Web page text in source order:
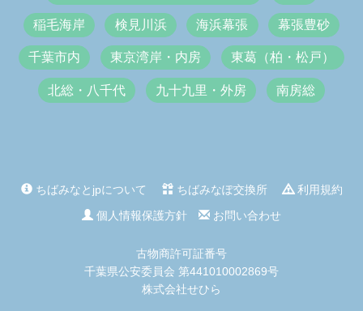
稲毛海岸 検見川浜 海浜幕張 幕張豊砂
千葉市内 東京湾岸・内房 東葛（柏・松戸）
北総・八千代 九十九里・外房 南房総
ちばみなとjpについて ちばみなぽ交換所
利用規約
個人情報保護方針
お問い合わせ
古物商許可証番号
千葉県公安委員会 第441010002869号
株式会社せひら